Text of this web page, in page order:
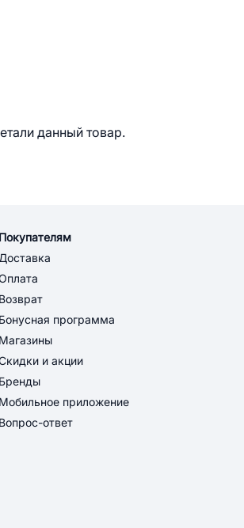
данный товар.
Покупателям
Доставка
Возврат
Бонусная программа
Магазины
и акции
Бренды
Мобильное приложение
Вопрос-ответ